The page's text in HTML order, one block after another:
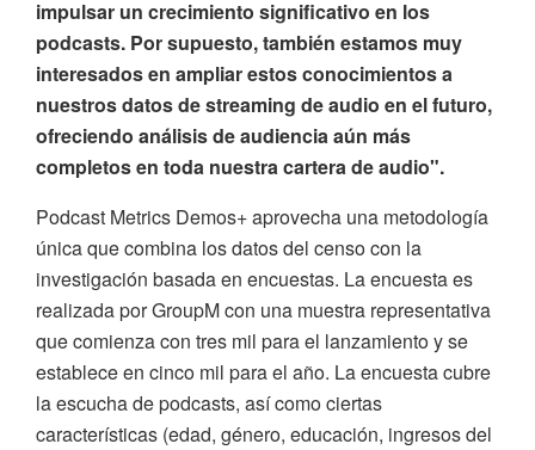
impulsar un crecimiento significativo en los
podcasts. Por supuesto, también estamos muy
interesados en ampliar estos conocimientos a
nuestros datos de streaming de audio en el futuro,
ofreciendo análisis de audiencia aún más
completos en toda nuestra cartera de audio".
Podcast Metrics Demos+ aprovecha una metodología
única que combina los datos del censo con la
investigación basada en encuestas. La encuesta es
realizada por GroupM con una muestra representativa
que comienza con tres mil para el lanzamiento y se
establece en cinco mil para el año. La encuesta cubre
la escucha de podcasts, así como ciertas
características (edad, género, educación, ingresos del